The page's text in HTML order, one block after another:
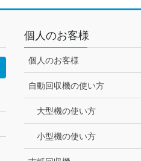
個人のお客様
個人のお客様
自動回収機の使い方
大型機の使い方
小型機の使い方